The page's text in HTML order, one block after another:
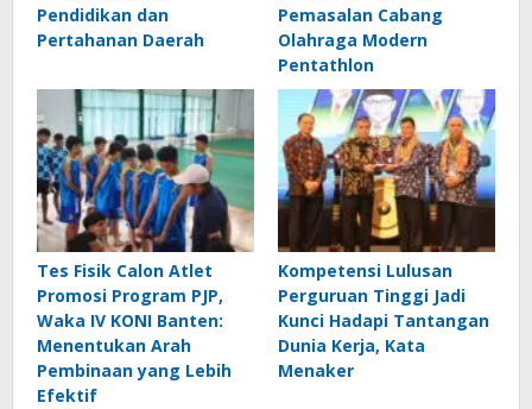
Pendidikan dan
Pertahanan Daerah
Pemasalan Cabang
Olahraga Modern
Pentathlon
Tes Fisik Calon Atlet
Promosi Program PJP,
Waka IV KONI Banten:
Menentukan Arah
Pembinaan yang Lebih
Efektif
Kompetensi Lulusan
Perguruan Tinggi Jadi
Kunci Hadapi Tantangan
Dunia Kerja, Kata
Menaker